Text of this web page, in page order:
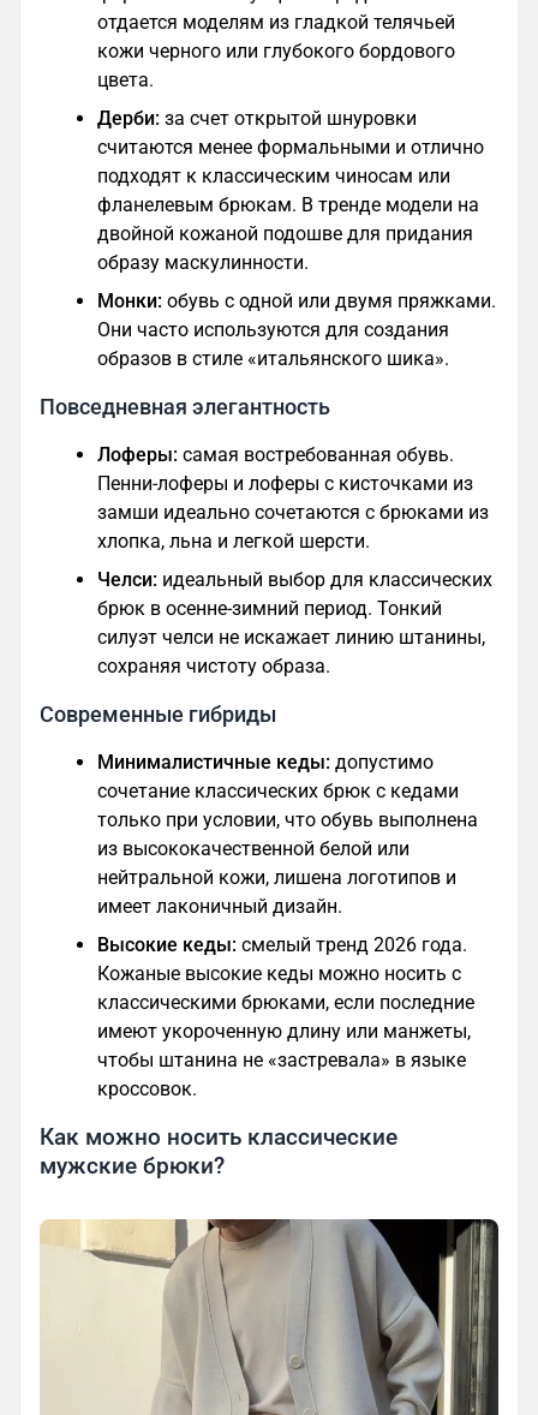
отдается моделям из гладкой телячьей
кожи черного или глубокого бордового
цвета.
Дерби: за счет открытой шнуровки
считаются менее формальными и отлично
подходят к классическим чиносам или
фланелевым брюкам. В тренде модели на
двойной кожаной подошве для придания
образу маскулинности.
Монки: обувь с одной или двумя пряжками.
Они часто используются для создания
образов в стиле «итальянского шика».
Повседневная элегантность
Лоферы: самая востребованная обувь.
Пенни-лоферы и лоферы с кисточками из
замши идеально сочетаются с брюками из
хлопка, льна и легкой шерсти.
Челси: идеальный выбор для классических
брюк в осенне-зимний период. Тонкий
силуэт челси не искажает линию штанины,
сохраняя чистоту образа.
Современные гибриды
Минималистичные кеды: допустимо
сочетание классических брюк с кедами
только при условии, что обувь выполнена
из высококачественной белой или
нейтральной кожи, лишена логотипов и
имеет лаконичный дизайн.
Высокие кеды: смелый тренд 2026 года.
Кожаные высокие кеды можно носить с
классическими брюками, если последние
имеют укороченную длину или манжеты,
чтобы штанина не «застревала» в языке
кроссовок.
Как можно носить классические
мужские брюки?